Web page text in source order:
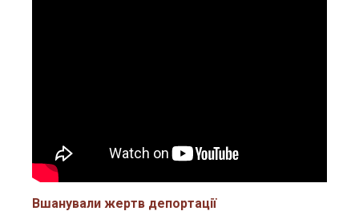
Вшанували жертв депортації